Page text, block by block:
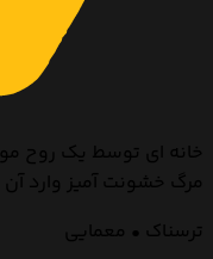
خانه ای توسط یک روح
مرگ خشونت آمیز وارد آن
ترسناک • معمایی